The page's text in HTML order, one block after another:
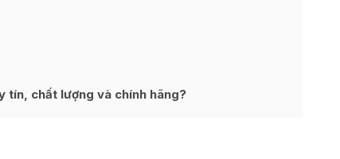
tín, chất lượng và chính hãng?